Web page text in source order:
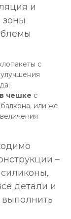
и
зоны
с
чешке с
или же
–
детали и